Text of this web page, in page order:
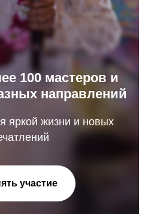
100 мастеров и
направлений
яркой жизни и новых
участие